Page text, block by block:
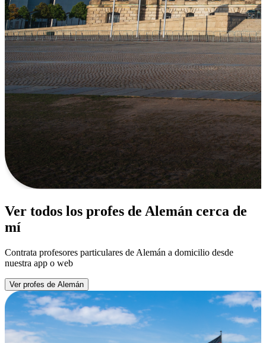
Ver todos los profes de Alemán cerca de
mí
Contrata profesores particulares de Alemán a domicilio desde
nuestra app o web
Ver profes de Alemán